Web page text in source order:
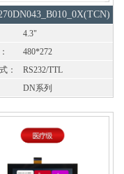
4.3"
480*272
RS232/TTL
：
DN系列